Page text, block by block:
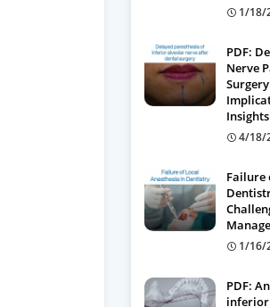
1/18/
PDF:
Nerve
Insights
4/18/
Failure
1/16/
PDF:
inferior